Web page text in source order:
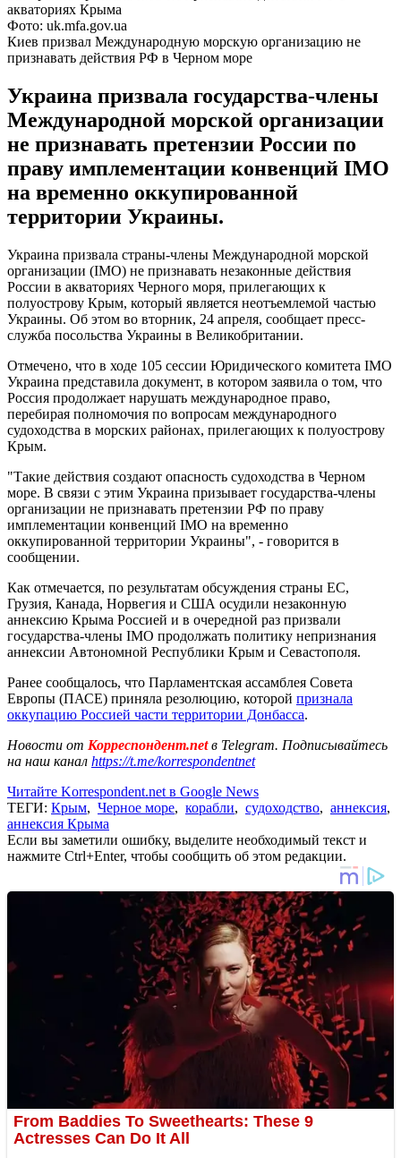
Фото: uk.mfa.gov.ua
Киев призвал Международную морскую организацию не
признавать действия РФ в Черном море
Украина призвала государства-члены
Международной морской организации
не признавать претензии России по
праву имплементации конвенций ІМО
на временно оккупированной
территории Украины.
Украина призвала страны-члены Международной морской
организации (IMO) не признавать незаконные действия
России в акваториях Черного моря, прилегающих к
полуострову Крым, который является неотъемлемой частью
Украины. Об этом во вторник, 24 апреля, сообщает пресс-
служба посольства Украины в Великобритании.
Отмечено, что в ходе 105 сессии Юридического комитета IMO
Украина представила документ, в котором заявила о том, что
Россия продолжает нарушать международное право,
перебирая полномочия по вопросам международного
судоходства в морских районах, прилегающих к полуострову
Крым.
"Такие действия создают опасность судоходства в Черном
море. В связи с этим Украина призывает государства-члены
организации не признавать претензии РФ по праву
имплементации конвенций ІМО на временно
оккупированной территории Украины", - говорится в
сообщении.
Как отмечается, по результатам обсуждения страны ЕС,
Грузия, Канада, Норвегия и США осудили незаконную
аннексию Крыма Россией и в очередной раз призвали
государства-члены ІМО продолжать политику непризнания
аннексии Автономной Республики Крым и Севастополя.
Ранее сообщалось, что Парламентская ассамблея Совета
Европы (ПАСЕ) приняла резолюцию, которой признала
оккупацию Россией части территории Донбасса.
Новости от Корреспондент.netв Telegram. Подписывайтесь
на наш канал https://t.me/korrespondentnet
Читайте Korrespondent.net в Google News
ТЕГИ: Крым, Черное море, корабли, судоходство, аннексия,
аннексия Крыма
Если вы заметили ошибку, выделите необходимый текст и
нажмите Ctrl+Enter, чтобы сообщить об этом редакции.